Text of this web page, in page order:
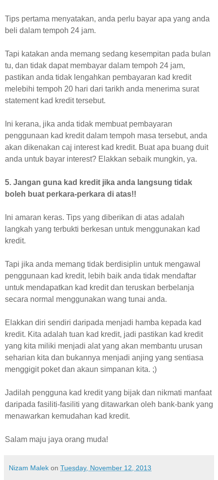
Tips pertama menyatakan, anda perlu bayar apa yang anda
beli dalam tempoh 24 jam.
Tapi katakan anda memang sedang kesempitan pada bulan
tu, dan tidak dapat membayar dalam tempoh 24 jam,
pastikan anda tidak lengahkan pembayaran kad kredit
melebihi tempoh 20 hari dari tarikh anda menerima surat
statement kad kredit tersebut.
Ini kerana, jika anda tidak membuat pembayaran
penggunaan kad kredit dalam tempoh masa tersebut, anda
akan dikenakan caj interest kad kredit. Buat apa buang duit
anda untuk bayar interest? Elakkan sebaik mungkin, ya.
5. Jangan guna kad kredit jika anda langsung tidak
boleh buat perkara-perkara di atas!!
Ini amaran keras. Tips yang diberikan di atas adalah
langkah yang terbukti berkesan untuk menggunakan kad
kredit.
Tapi jika anda memang tidak berdisiplin untuk mengawal
penggunaan kad kredit, lebih baik anda tidak mendaftar
untuk mendapatkan kad kredit dan teruskan berbelanja
secara normal menggunakan wang tunai anda.
Elakkan diri sendiri daripada menjadi hamba kepada kad
kredit. Kita adalah tuan kad kredit, jadi pastikan kad kredit
yang kita miliki menjadi alat yang akan membantu urusan
seharian kita dan bukannya menjadi anjing yang sentiasa
menggigit poket dan akaun simpanan kita. ;)
Jadilah pengguna kad kredit yang bijak dan nikmati manfaat
daripada fasiliti-fasiliti yang ditawarkan oleh bank-bank yang
menawarkan kemudahan kad kredit.
Salam maju jaya orang muda!
Nizam Malek on Tuesday, November 12, 2013